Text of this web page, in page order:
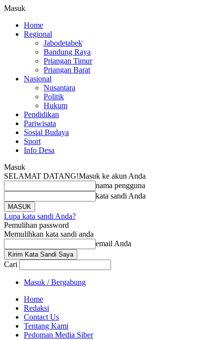
Masuk
Home
Regional
Jabodetabek
Bandung Raya
Priangan Timur
Priangan Barat
Nasional
Nusantara
Politik
Hukum
Pendidikan
Pariwisata
Sosial Budaya
Sport
Info Desa
Masuk
SELAMAT DATANG!Masuk ke akun Anda
nama pengguna
kata sandi Anda
Lupa kata sandi Anda?
Pemulihan password
Memulihkan kata sandi anda
email Anda
Cari
Masuk / Bergabung
Home
Redaksi
Contact Us
Tentang Kami
Pedoman Media Siber